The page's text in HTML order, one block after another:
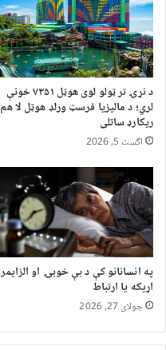
د نړۍ تر ټولو لوی هوټل ۷۳۵۱ خونې
لري؛ د مالیزیا فرسټ ورلډ هوټل لا هم
ریکارډ ساتلی
اگست 5, 2026
په انسانانو کې د بې خوبۍ او الزایمر
اړیکه یا ارتباط
جولای 27, 2026